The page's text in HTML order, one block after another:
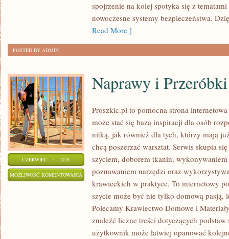
spojrzenie na kolej spotyka się z
nowoczesne systemy bezpieczeństwa.
Read More ]
POSTED BY ADMIN
CZERWIEC - 5 - 2026
MOŻLIWOŚĆ KOMENTOWANIA NAPRAWY
PRZERÓBKI
Naprawy i Przeróbki
Proszkic.pl to pomocna strona
może stać się bazą inspiracji dla osób
nitką, jak również dla tych, którzy mają
chcą poszerzać warsztat. Serwis skupia
szyciem, doborem tkanin,
poznawaniem narzędzi oraz
krawieckich w praktyce. To internetowy
szycie może być nie tylko domową pasją,
Polecamy Krawiectwo Domowe i
znaleźć liczne treści dotyczących
użytkownik może łatwiej opanować